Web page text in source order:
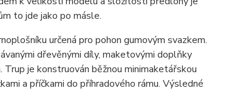
to jde jako po másle.
určená pro pohon gumovým svazkem.
dřevěnými díly, maketovými doplňky
je konstruován běžnou minimaketářskou
a příčkami do příhradového rámu. Výsledné